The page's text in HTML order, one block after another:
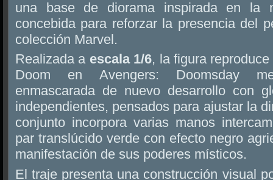
una base de diorama inspirada en la
concebida para reforzar la presencia del
colección Marvel.
Realizada a escala 1/6, la figura
Doom en Avengers: Doomsday
enmascarada de nuevo desarrollo con
independientes, pensados para ajustar la
conjunto incorpora varias manos
par translúcido verde con efecto negro
manifestación de sus poderes místicos.
El traje presenta una construcción visual